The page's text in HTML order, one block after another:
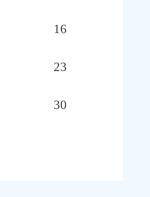
16
23
30